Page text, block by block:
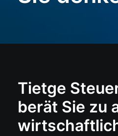
Tietge
berät Sie zu